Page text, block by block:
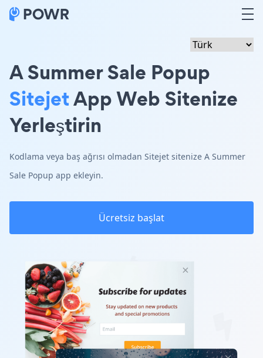
A Summer Sale Popup
SitejetApp Web Sitenize
Yerleştirin
Kodlama veya baş ağrısı olmadan Sitejet sitenize A Summer
Sale Popup app ekleyin.
Ücretsiz başlat